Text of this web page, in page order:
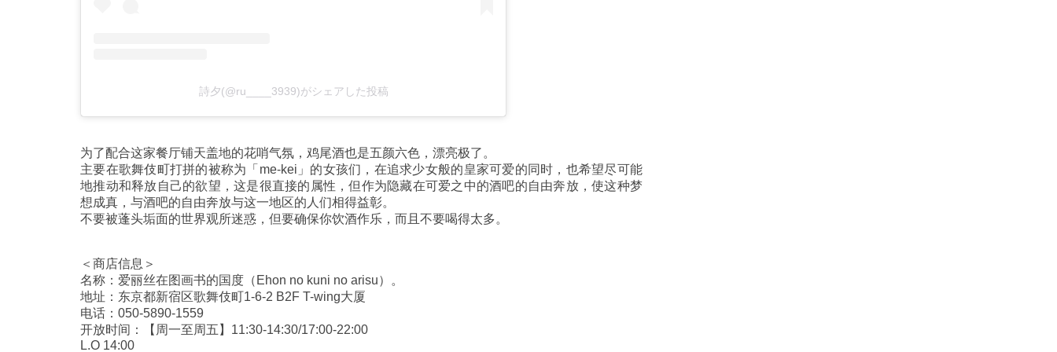
詩夕(@ru____3939)がシェアした投稿
为了配合这家餐厅铺天盖地的花哨气氛，鸡尾酒也是五颜六色，漂亮极了。
主要在歌舞伎町打拼的被称为「me-kei」的女孩们，在追求少女般的皇家可爱的同时，也希望尽可能
地推动和释放自己的欲望，这是很直接的属性，但作为隐藏在可爱之中的酒吧的自由奔放，使这种梦
想成真，与酒吧的自由奔放与这一地区的人们相得益彰。
不要被蓬头垢面的世界观所迷惑，但要确保你饮酒作乐，而且不要喝得太多。
＜商店信息＞
名称：爱丽丝在图画书的国度（Ehon no kuni no arisu）。
地址：东京都新宿区歌舞伎町1-6-2 B2F T-wing大厦
电话：050-5890-1559
开放时间：【周一至周五】11:30-14:30/17:00-22:00
L.O 14:00